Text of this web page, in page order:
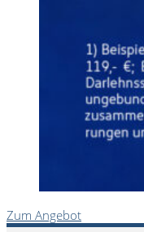
Zum Angebot